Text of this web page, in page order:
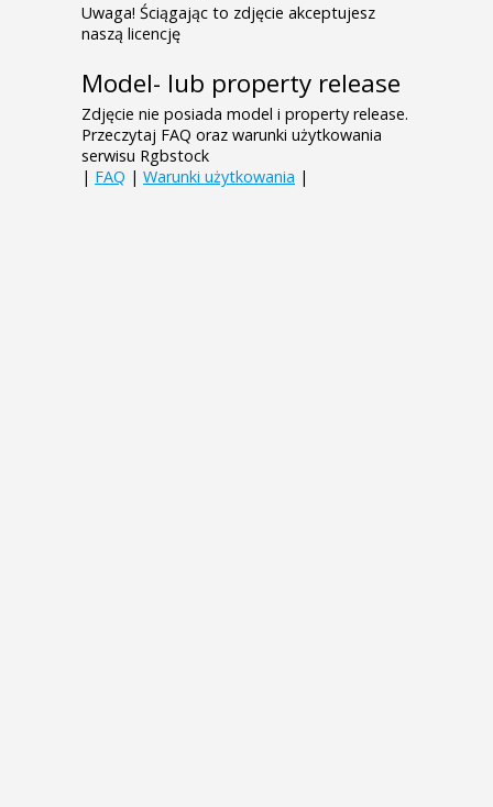
Uwaga! Ściągając to zdjęcie akceptujesz
naszą licencję
Model- lub property release
Zdjęcie nie posiada model i property release.
Przeczytaj FAQ oraz warunki użytkowania
serwisu Rgbstock
| FAQ | Warunki użytkowania |